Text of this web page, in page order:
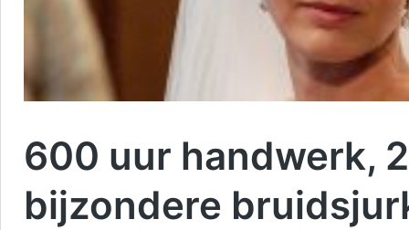
600 uur handwerk,
bijzondere